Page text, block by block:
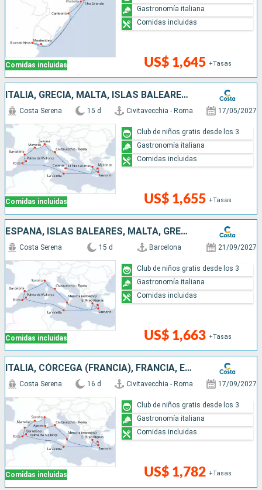
Comidas incluidas US$ 1,645 +Tasas
Gastronomía italiana
Comidas incluidas
ITALIA, GRECIA, MALTA, ISLAS BALEARES, ESPAÑA, FRANCIA
Comidas incluidas
Costa Serena 15 d Civitavecchia - Roma 17/05/2027
US$ 1,655 +Tasas
Club de niños gratis desde los 3
Gastronomía italiana
Comidas incluidas
ESPAÑA, ISLAS BALEARES, MALTA, GRECIA, ITALIA
Comidas incluidas
Costa Serena 15 d Barcelona 21/09/2027
US$ 1,663 +Tasas
Club de niños gratis desde los 3
Gastronomía italiana
Comidas incluidas
ITALIA, CÓRCEGA (FRANCIA), FRANCIA, ESPAÑA, ISLAS BALEARES, MALTA, GRECIA
Comidas incluidas
Costa Serena 16 d Civitavecchia - Roma 17/09/2027
US$ 1,782 +Tasas
Club de niños gratis desde los 3
Gastronomía italiana
Comidas incluidas